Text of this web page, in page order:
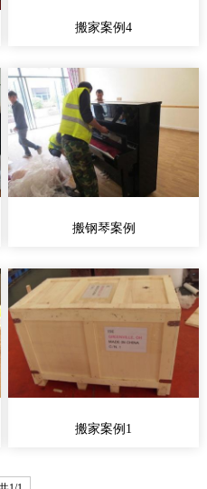
搬家案例4
搬钢琴案例
搬家案例1